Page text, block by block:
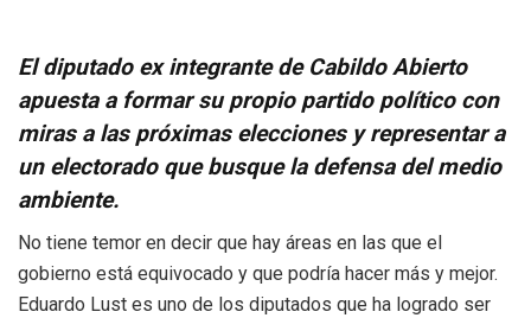
El diputado ex integrante de Cabildo Abierto
apuesta a formar su propio partido político con
miras a las próximas elecciones y representar a
un electorado que busque la defensa del medio
ambiente.
No tiene temor en decir que hay áreas en las que el
gobierno está equivocado y que podría hacer más y mejor.
Eduardo Lust es uno de los diputados que ha logrado ser